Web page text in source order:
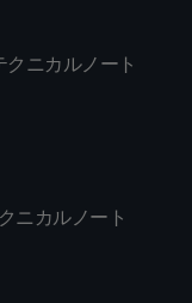
ニカルノート
ニカルノート